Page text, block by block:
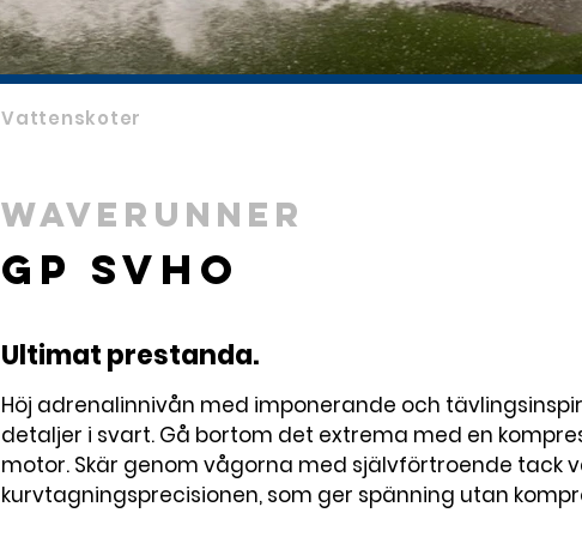
Vattenskoter
Waverunner
GP SVHO
Ultimat prestanda.
Höj adrenalinnivån med imponerande och
detaljer i svart. Gå bortom det extrema med en
motor. Skär genom vågorna med självförtroende tack
kurvtagningsprecisionen, som ger spänning utan